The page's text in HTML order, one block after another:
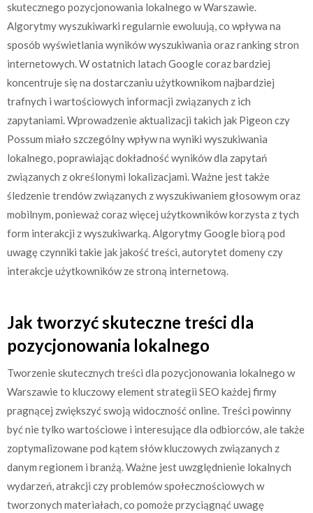
skutecznego pozycjonowania lokalnego w Warszawie.
Algorytmy wyszukiwarki regularnie ewoluują, co wpływa na
sposób wyświetlania wyników wyszukiwania oraz ranking stron
internetowych. W ostatnich latach Google coraz bardziej
koncentruje się na dostarczaniu użytkownikom najbardziej
trafnych i wartościowych informacji związanych z ich
zapytaniami. Wprowadzenie aktualizacji takich jak Pigeon czy
Possum miało szczególny wpływ na wyniki wyszukiwania
lokalnego, poprawiając dokładność wyników dla zapytań
związanych z określonymi lokalizacjami. Ważne jest także
śledzenie trendów związanych z wyszukiwaniem głosowym oraz
mobilnym, ponieważ coraz więcej użytkowników korzysta z tych
form interakcji z wyszukiwarką. Algorytmy Google biorą pod
uwagę czynniki takie jak jakość treści, autorytet domeny czy
interakcje użytkowników ze stroną internetową.
Jak tworzyć skuteczne treści dla
pozycjonowania lokalnego
Tworzenie skutecznych treści dla pozycjonowania lokalnego w
Warszawie to kluczowy element strategii SEO każdej firmy
pragnącej zwiększyć swoją widoczność online. Treści powinny
być nie tylko wartościowe i interesujące dla odbiorców, ale także
zoptymalizowane pod kątem słów kluczowych związanych z
danym regionem i branżą. Ważne jest uwzględnienie lokalnych
wydarzeń, atrakcji czy problemów społecznościowych w
tworzonych materiałach, co pomoże przyciągnąć uwagę